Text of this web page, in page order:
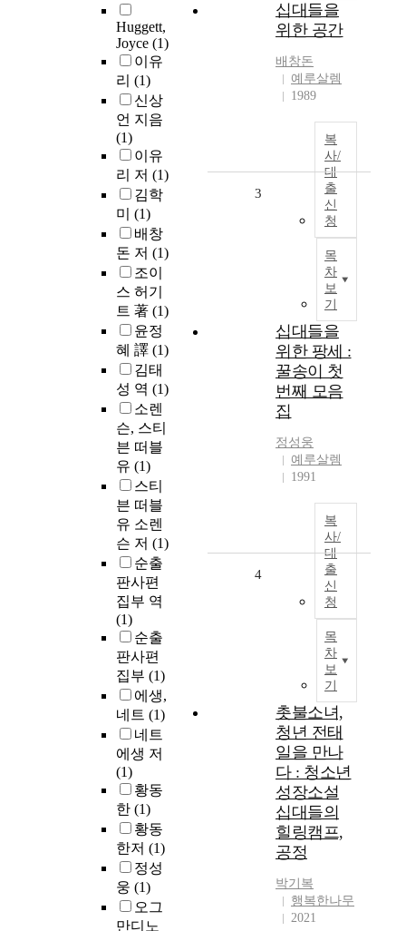
Huggett,
Joyce (1)
이유
리 (1)
신상
언 지음
(1)
이유
리 저 (1)
김학
미 (1)
배창
돈 저 (1)
조이
스 허기
트 著 (1)
윤정
혜 譯 (1)
김태
성 역 (1)
소렌
슨, 스티
븐 떠블
유 (1)
스티
븐 떠블
유 소렌
슨 저 (1)
순출
판사편
집부 역
(1)
순출
판사편
집부 (1)
에생,
네트 (1)
네트
에생 저
(1)
황동
한 (1)
황동
한저 (1)
정성
웅 (1)
오그
만디노
십대들을
위한 공간
배창돈
예루살렘
1989
복
사/
대
출
신
청
목
차
보
기
3
십대들을
위한 팡세 :
꿀송이 첫
번째 모음
집
정성웅
예루살렘
1991
복
사/
대
출
신
청
목
차
보
기
4
촛불소녀,
청년 전태
일을 만나
다 : 청소년
성장소설
십대들의
힐링캠프,
공정
박기복
행복한나무
2021